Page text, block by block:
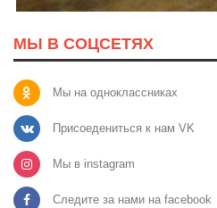
МЫ В СОЦСЕТЯХ
Мы на одноклассниках
Присоедениться к нам VK
Мы в instagram
Следите за нами на facebook